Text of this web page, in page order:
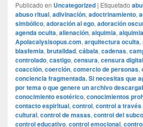
Publicado en Uncategorized | Etiquetado
abuso ritual, adivinación, adoctrinamiento,
simbólico, adoración al ego, adoración
agenda oculta, alienación, alquimia,
Apolacalysisopus.com, arquitectura oculta,
blasfemia, brutalidad, cábala, cadenas,
controlado, castigo, censura, censura digital
coacción, coerción, comercio de personas,
conciencia fragmentada. Si necesitas que
por tema o que genere un archivo
conocimiento esotérico, conocimientos
contacto espiritual, control, control a través
cultural, control de masas, control del
control educativo, control emocional,